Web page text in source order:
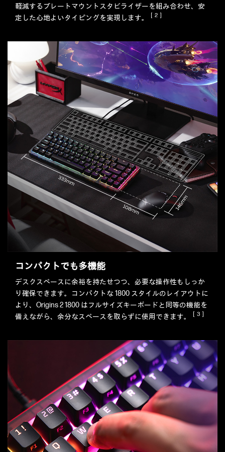
軽減するプレートマウントスタビライザーを組み合わせ、安
定した心地よいタイピングを実現します。
［2］
コンパクトでも多機能
デスクスペースに余裕を持たせつつ、必要な操作性もしっか
り確保できます。コンパクトな 1800 スタイルのレイアウトに
より、Origins 2 1800 はフルサイズキーボードと同等の機能を
備えながら、余分なスペースを取らずに使用できます。
［3］